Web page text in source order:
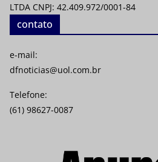
LTDA CNPJ: 42.409.972/0001-84
contato
e-mail:
dfnoticias@uol.com.br
Telefone:
(61) 98627-0087